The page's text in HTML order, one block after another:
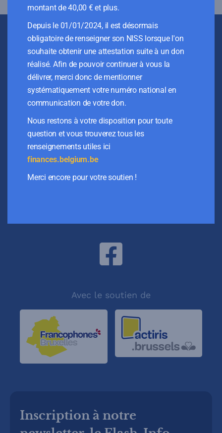
Contactez-nous !
Siège social
B-1050 Ixelles
N° d’entreprise:
0883 445 316
info@lespilotis.be
Avec le soutien de
Inscription à notre
montant de 40,00 € et plus.
Depuis le 01/01/2024, il est désormais
obligatoire de renseigner son NISS lorsque l'on
souhaite obtenir une attestation suite à un don
réalisé. Afin de pouvoir continuer à vous la
délivrer, merci donc de mentionner
systématiquement votre numéro national en
communication de votre don.
Nous restons à votre disposition pour toute
question et vous trouverez tous les
renseignements utiles ici
finances.belgium.be
Merci encore pour votre soutien !